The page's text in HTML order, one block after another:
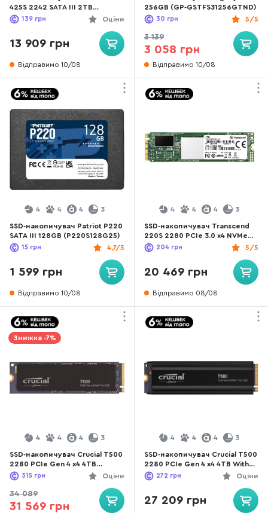
425S 2242 SATA III 2TB
(TS2TMTS425S)
Оціни
139 грн
13 909 грн
Відправимо 10/08
256GB (GP-GSTFS31256GTND)
5/5
30 грн
3 139
3 058 грн
Відправимо 10/08
4 4 4 3
SSD-накопичувач Patriot P220
SATA III 128GB (P220S128G25)
4,7/5
15 грн
1 599 грн
Відправимо 10/08
4 4 4 3
SSD-накопичувач Transcend
220S 2280 PCIe 3.0 x4 NVMe
1TB (TS1TMTE220S)
5/5
204 грн
20 469 грн
Відправимо 08/08
Знижка -7%
4 4 4 3
SSD-накопичувач Crucial T500
2280 PCIe Gen 4 x4 4TB
(CT4000T500SSD3)
Оціни
315 грн
34 089
31 569 грн
4 4 4 3
SSD-накопичувач Crucial T500
2280 PCIe Gen 4 x4 4TB With
Heatsink (CT4000T500SSD5)
Оціни
272 грн
27 209 грн